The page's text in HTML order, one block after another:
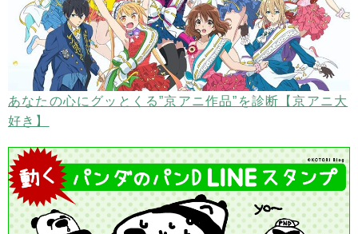
あなたの心にグッとくる”京アニ作品”を診断【京アニ大
好き】